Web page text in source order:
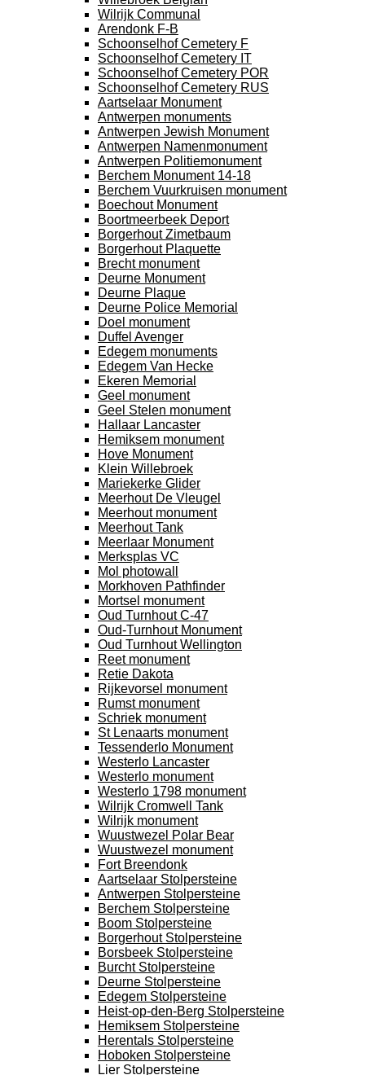
Wilrijk Communal
Arendonk F-B
Schoonselhof Cemetery F
Schoonselhof Cemetery IT
Schoonselhof Cemetery POR
Schoonselhof Cemetery RUS
Aartselaar Monument
Antwerpen monuments
Antwerpen Jewish Monument
Antwerpen Namenmonument
Antwerpen Politiemonument
Berchem Monument 14-18
Berchem Vuurkruisen monument
Boechout Monument
Boortmeerbeek Deport
Borgerhout Zimetbaum
Borgerhout Plaquette
Brecht monument
Deurne Monument
Deurne Plaque
Deurne Police Memorial
Doel monument
Duffel Avenger
Edegem monuments
Edegem Van Hecke
Ekeren Memorial
Geel monument
Geel Stelen monument
Hallaar Lancaster
Hemiksem monument
Hove Monument
Klein Willebroek
Mariekerke Glider
Meerhout De Vleugel
Meerhout monument
Meerhout Tank
Meerlaar Monument
Merksplas VC
Mol photowall
Morkhoven Pathfinder
Mortsel monument
Oud Turnhout C-47
Oud-Turnhout Monument
Oud Turnhout Wellington
Reet monument
Retie Dakota
Rijkevorsel monument
Rumst monument
Schriek monument
St Lenaarts monument
Tessenderlo Monument
Westerlo Lancaster
Westerlo monument
Westerlo 1798 monument
Wilrijk Cromwell Tank
Wilrijk monument
Wuustwezel Polar Bear
Wuustwezel monument
Fort Breendonk
Aartselaar Stolpersteine
Antwerpen Stolpersteine
Berchem Stolpersteine
Boom Stolpersteine
Borgerhout Stolpersteine
Borsbeek Stolpersteine
Burcht Stolpersteine
Deurne Stolpersteine
Edegem Stolpersteine
Heist-op-den-Berg Stolpersteine
Hemiksem Stolpersteine
Herentals Stolpersteine
Hoboken Stolpersteine
Lier Stolpersteine